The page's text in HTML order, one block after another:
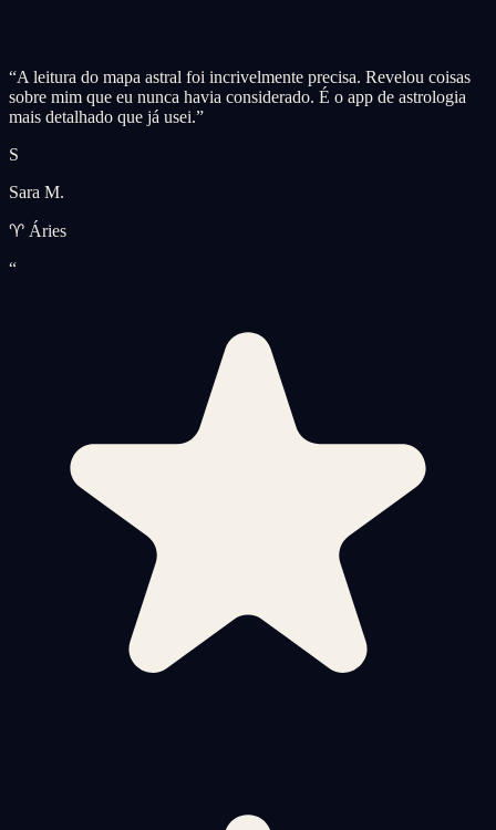
“A leitura do mapa astral foi incrivelmente precisa. Revelou coisas
sobre mim que eu nunca havia considerado. É o app de astrologia
mais detalhado que já usei.”
S
Sara M.
♈ Áries
“